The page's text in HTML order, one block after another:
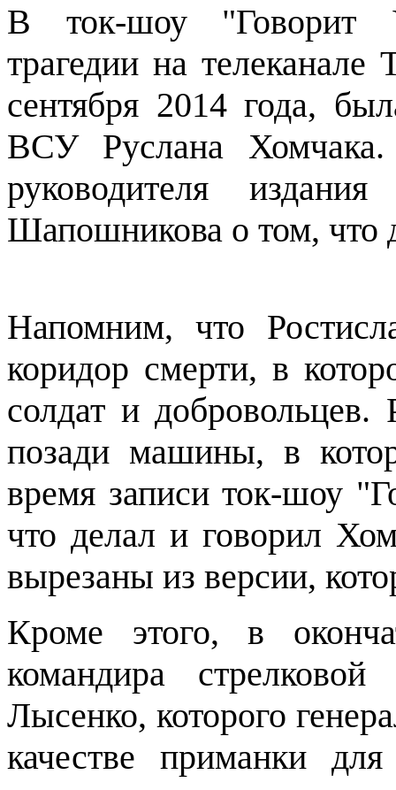
В ток-шоу "Говорит
трагедии на
сентября 2014 года,
ВСУ Руслана
руководителя
Шапошникова о том, что
Напомним, что
коридор смерти, в
солдат и
позади машины, в
время записи ток-шоу
что делал и говорил
вырезаны из версии,
Кроме этого, в
командира
Лысенко, которого
качестве приманки